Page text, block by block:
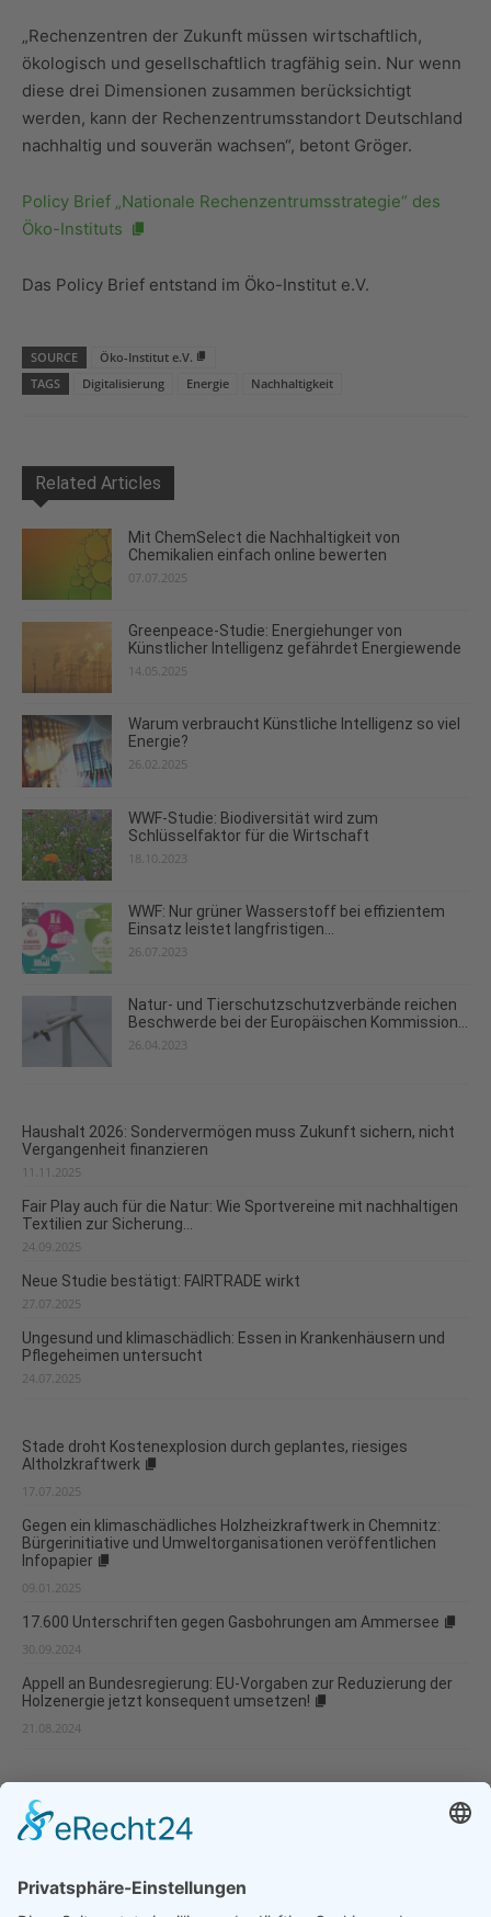
„Rechenzentren der Zukunft müssen wirtschaftlich,
ökologisch und gesellschaftlich tragfähig sein. Nur wenn
diese drei Dimensionen zusammen berücksichtigt
werden, kann der Rechenzentrumsstandort Deutschland
nachhaltig und souverän wachsen“, betont Gröger.
Policy Brief „Nationale Rechenzentrumsstrategie“ des
Öko-Instituts
Das Policy Brief entstand im Öko-Institut e.V.
SOURCE
Öko-Institut e.V.
TAGS
Digitalisierung Energie Nachhaltigkeit
Related Articles
Mit ChemSelect die Nachhaltigkeit von
Chemikalien einfach online bewerten
07.07.2025
Greenpeace-Studie: Energiehunger von
Künstlicher Intelligenz gefährdet Energiewende
14.05.2025
Warum verbraucht Künstliche Intelligenz so viel
Energie?
26.02.2025
WWF-Studie: Biodiversität wird zum
Schlüsselfaktor für die Wirtschaft
18.10.2023
WWF: Nur grüner Wasserstoff bei effizientem
Einsatz leistet langfristigen...
26.07.2023
Natur- und Tierschutzschutzverbände reichen
Beschwerde bei der Europäischen Kommission...
26.04.2023
Haushalt 2026: Sondervermögen muss Zukunft sichern, nicht
Vergangenheit finanzieren
11.11.2025
Fair Play auch für die Natur: Wie Sportvereine mit nachhaltigen
Textilien zur Sicherung...
24.09.2025
Neue Studie bestätigt: FAIRTRADE wirkt
27.07.2025
Ungesund und klimaschädlich: Essen in Krankenhäusern und
Pflegeheimen untersucht
24.07.2025
Stade droht Kostenexplosion durch geplantes, riesiges
Altholzkraftwerk
17.07.2025
Gegen ein klimaschädliches Holzheizkraftwerk in Chemnitz:
Bürgerinitiative und Umweltorganisationen veröffentlichen
Infopapier
09.01.2025
17.600 Unterschriften gegen Gasbohrungen am Ammersee
30.09.2024
Appell an Bundesregierung: EU-Vorgaben zur Reduzierung der
Holzenergie jetzt konsequent umsetzen!
21.08.2024